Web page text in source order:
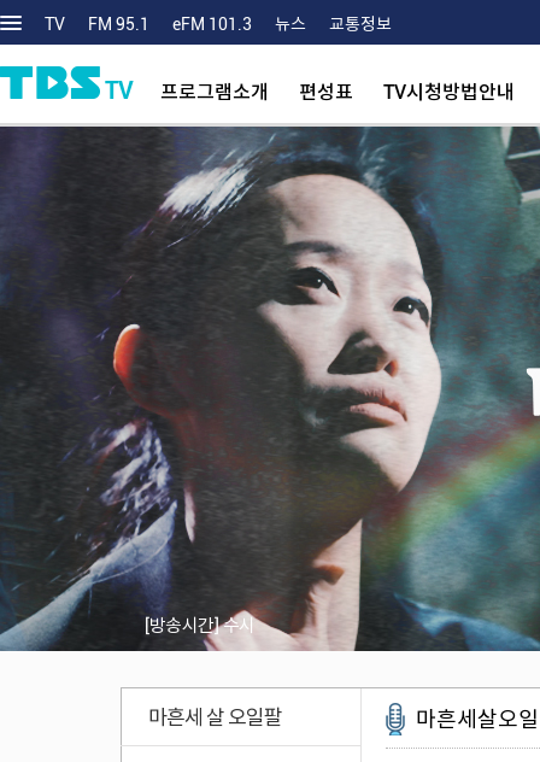
TV FM 95.1 eFM 101.3 뉴스 교통정보
TV 프로그램소개 편성표 TV시청방법안내
[방송시간]수시
마흔세 살 오일팔 마흔세살오